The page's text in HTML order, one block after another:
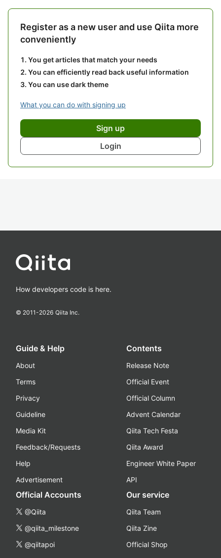
Register as a new user and use Qiita more
conveniently
You get articles that match your needs
You can efficiently read back useful information
You can use dark theme
What you can do with signing up
Sign up
Login
How developers code is here.
© 2011-2026 Qiita Inc.
Guide & Help
About
Terms
Privacy
Guideline
Media Kit
Feedback/Requests
Help
Advertisement
Contents
Release Note
Official Event
Official Column
Advent Calendar
Qiita Tech Festa
Qiita Award
Engineer White Paper
API
Official Accounts
@Qiita
@qiita_milestone
@qiitapoi
Our service
Qiita Team
Qiita Zine
Official Shop